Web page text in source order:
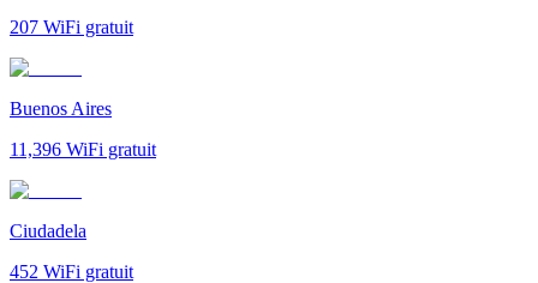
207 WiFi gratuit
Buenos Aires
11,396 WiFi gratuit
Ciudadela
452 WiFi gratuit